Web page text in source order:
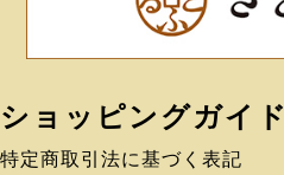
ショッピングガイド
特定商取引法に基づく表記